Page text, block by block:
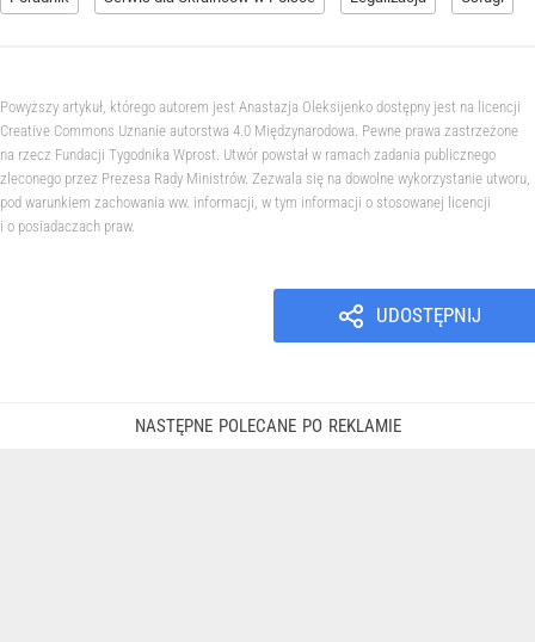
Powyższy artykuł, którego autorem jest Anastazja Oleksijenko dostępny jest na licencji
Creative Commons Uznanie autorstwa 4.0 Międzynarodowa. Pewne prawa zastrzeżone
na rzecz Fundacji Tygodnika Wprost. Utwór powstał w ramach zadania publicznego
zleconego przez Prezesa Rady Ministrów. Zezwala się na dowolne wykorzystanie utworu,
pod warunkiem zachowania ww. informacji, w tym informacji o stosowanej licencji
i o posiadaczach praw.
UDOSTĘPNIJ